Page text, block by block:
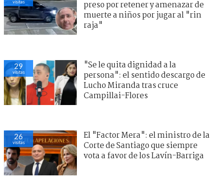
visitas
preso por retener y amenazar de
muerte a niños por jugar al "rin
raja"
29
visitas
"Se le quita dignidad a la
persona": el sentido descargo de
Lucho Miranda tras cruce
Campillai-Flores
26
visitas
El "Factor Mera": el ministro de la
Corte de Santiago que siempre
vota a favor de los Lavín-Barriga